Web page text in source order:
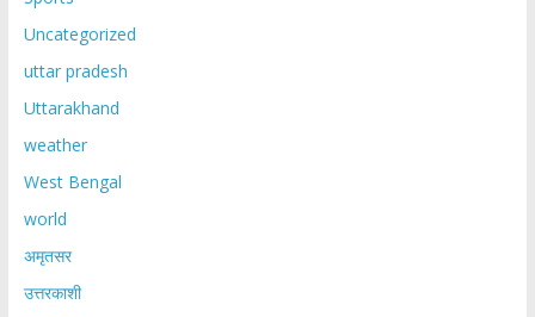
Uncategorized
uttar pradesh
Uttarakhand
weather
West Bengal
world
अमृतसर
उत्तरकाशी